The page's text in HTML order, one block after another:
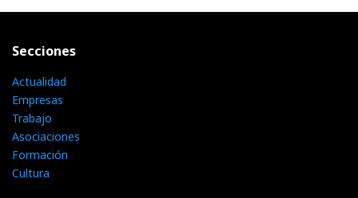
Secciones
Actualidad
Empresas
Trabajo
Asociaciones
Formación
Cultura